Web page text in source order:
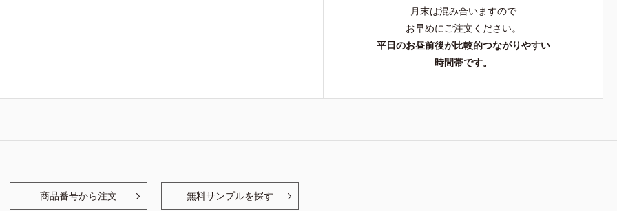
月末は混み合いますので
お早めにご注文ください。
平日のお昼前後が比較的つながりやすい
時間帯です。
商品番号から注文 無料サンプルを探す